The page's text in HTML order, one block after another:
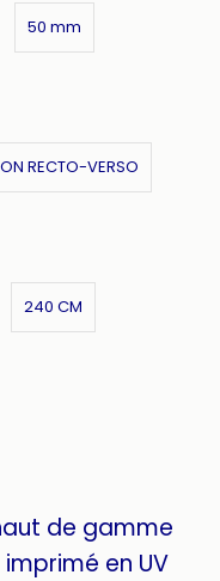
50 mm
RECTO-VERSO
240 CM
de gamme
en UV